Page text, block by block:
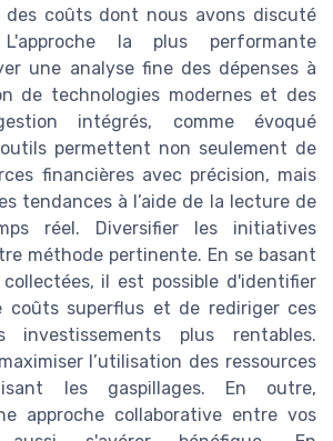
coûts dont nous avons discuté
L'approche la plus performante
une analyse fine des dépenses à
de technologies modernes et des
intégrés, comme évoqué
permettent non seulement de
financières avec précision, mais
tendances à l’aide de la lecture de
réel. Diversifier les initiatives
méthode pertinente. En se basant
il est possible d'identifier
coûts superflus et de rediriger ces
plus rentables.
l’utilisation des ressources
les gaspillages. En outre,
approche collaborative entre vos